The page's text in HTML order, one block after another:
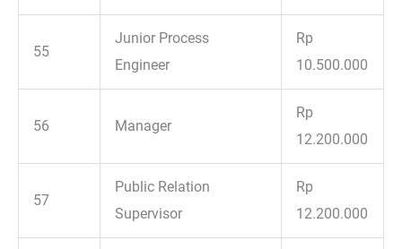
55
Junior Process
Engineer
Rp
10.500.000
56 Manager
Rp
12.200.000
57
Public Relation
Supervisor
Rp
12.200.000